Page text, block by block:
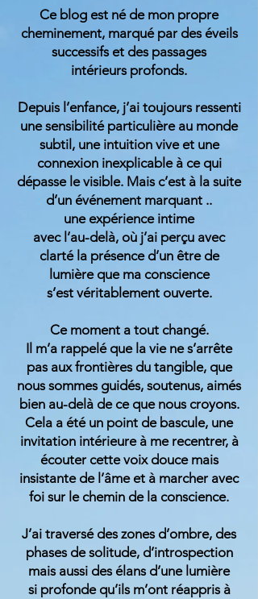
Ce blog est né de mon propre
cheminement, marqué par des éveils
successifs et des passages
intérieurs profonds.
Depuis l’enfance, j’ai toujours ressenti
une sensibilité particulière au monde
subtil, une intuition vive et une
connexion inexplicable à ce qui
dépasse le visible. Mais c’est à la suite
d’un événement marquant ..
une expérience intime
avec l’au-delà, où j’ai perçu avec
clarté la présence d’un être de
lumière que ma conscience
s’est véritablement ouverte.
Ce moment a tout changé.
Il m’a rappelé que la vie ne s’arrête
pas aux frontières du tangible, que
nous sommes guidés, soutenus, aimés
bien au-delà de ce que nous croyons.
Cela a été un point de bascule, une
invitation intérieure à me recentrer, à
écouter cette voix douce mais
insistante de l’âme et à marcher avec
foi sur le chemin de la conscience.
J’ai traversé des zones d’ombre, des
phases de solitude, d’introspection
mais aussi des élans d’une lumière
si profonde qu’ils m’ont réappris à